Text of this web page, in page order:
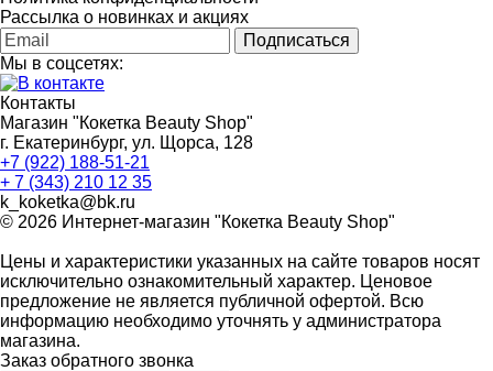
Рассылка о новинках и акциях
Подписаться
Мы в соцсетях:
Контакты
Магазин "Кокетка Beauty Shop"
г. Екатеринбург, ул. Щорса, 128
+7 (922) 188-51-21
+ 7 (343) 210 12 35
k_koketka@bk.ru
© 2026 Интернет-магазин "Кокетка Beauty Shop"
Цены и характеристики указанных на сайте товаров носят
исключительно ознакомительный характер. Ценовое
предложение не является публичной офертой. Всю
информацию необходимо уточнять у администратора
магазина.
Заказ обратного звонка